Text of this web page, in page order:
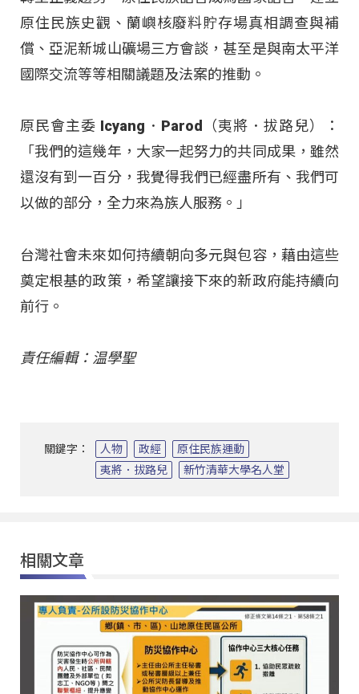
原住民族史觀、蘭嶼核廢料貯存場真相調查與補
償、亞泥新城山礦場三方會談，甚至是與南太平洋
國際交流等等相關議題及法案的推動。
原民會主委 Icyang．Parod（夷將．拔路兒）：
「我們的這幾年，大家一起努力的共同成果，雖然
還沒有到一百分，我覺得我們已經盡所有、我們可
以做的部分，全力來為族人服務。」
台灣社會未來如何持續朝向多元與包容，藉由這些
奠定根基的政策，希望讓接下來的新政府能持續向
前行。
責任編輯：温學聖
關鍵字： 人物 政經
原住民族運動
夷將．拔路兒
新竹清華大學名人堂
相關文章